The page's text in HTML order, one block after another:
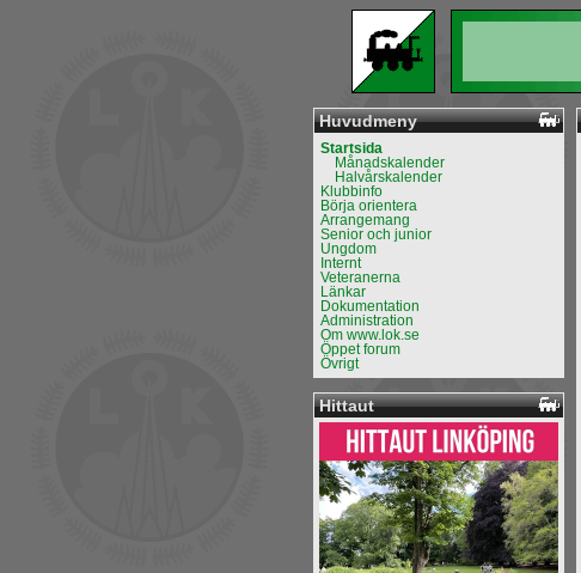
Huvudmeny
Startsida
Månadskalender
Halvårskalender
Klubbinfo
Börja orientera
Arrangemang
Senior och junior
Ungdom
Internt
Veteranerna
Länkar
Dokumentation
Administration
Om www.lok.se
Öppet forum
Övrigt
Hittaut